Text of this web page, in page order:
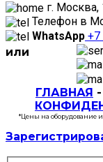
г. Москва,
Телефон в
WhatsApp +7
ГЛАВНАЯ -
*Цены на оборудование
или